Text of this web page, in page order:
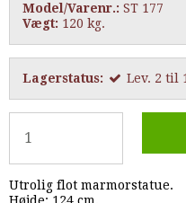
Model/Varenr.: ST 177
Vægt: 120 kg.
Lagerstatus: Lev. 2 til
Utrolig flot marmorstatue.